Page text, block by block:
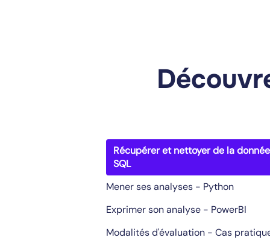
Récupérer et nettoyer de la
SQL
Mener ses analyses - Python
Exprimer son analyse - PowerBI
Modalités d'évaluation - Cas